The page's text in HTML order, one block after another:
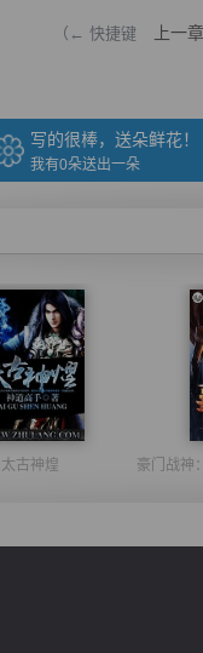
（← 快捷键 上一章
写的很棒，送朵鲜花！
我有0朵送出一朵
太古神煌